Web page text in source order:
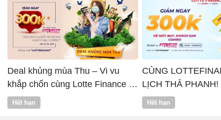
Deal khủng mùa Thu – Vi vu
khắp chốn cùng Lotte Finance x
Vntrip
Hết hạn
CÙNG
LỊCH THẢ PHANH!
Hết hạn